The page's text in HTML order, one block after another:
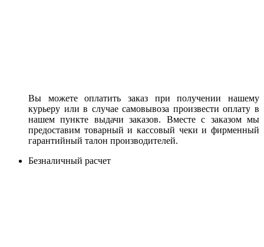
Вы можете оплатить заказ при получении нашему
курьеру или в случае самовывоза произвести оплату в
нашем пункте выдачи заказов. Вместе с заказом мы
предоставим товарный и кассовый чеки и фирменный
гарантийный талон производителей.
Безналичный расчет